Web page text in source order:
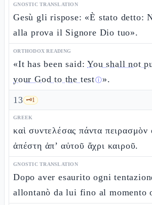
GNOSTIC TRANSLATION
Gesù gli rispose: «È stato detto:
alla prova il Signore Dio tuo».
ORTHODOX READING
«It has been said:You shall not
your God to the testⓘ».
13 🗝️1
GREEK
καὶ συντελέσας πάντα πειρασμὸν
ἀπέστη ἀπ’ αὐτοῦ ἄχρι καιροῦ.
GNOSTIC TRANSLATION
Dopo aver esaurito ogni
allontanò da lui fino al momento